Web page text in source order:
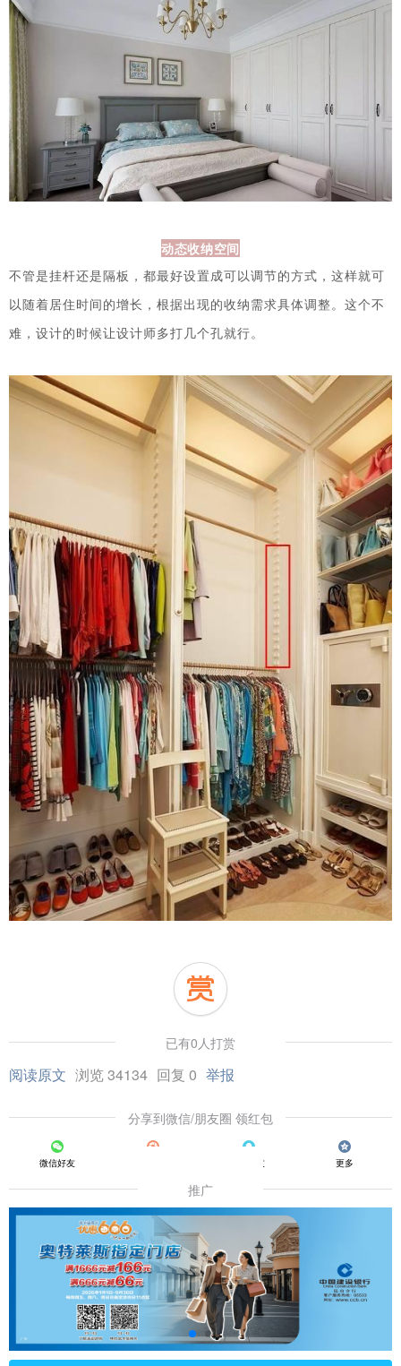
动态收纳空间
不管是挂杆还是隔板，都最好设置成可以调节的方式，这样就可
以随着居住时间的增长，根据出现的收纳需求具体调整。 这个不
难，设计的时候让设计师多打几个孔就行。
已有0人打赏
阅读原文 浏览 34134 回复 0 举报
分享到微信/朋友圈 领红包
微信好友 QQ好友 更多
推广